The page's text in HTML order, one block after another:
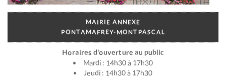
MAIRIE ANNEXE
PONTAMAFREY-MONTPASCAL
Horaires d’ouverture au public
Mardi : 14h30 à 17h30
Jeudi : 14h30 à 17h30